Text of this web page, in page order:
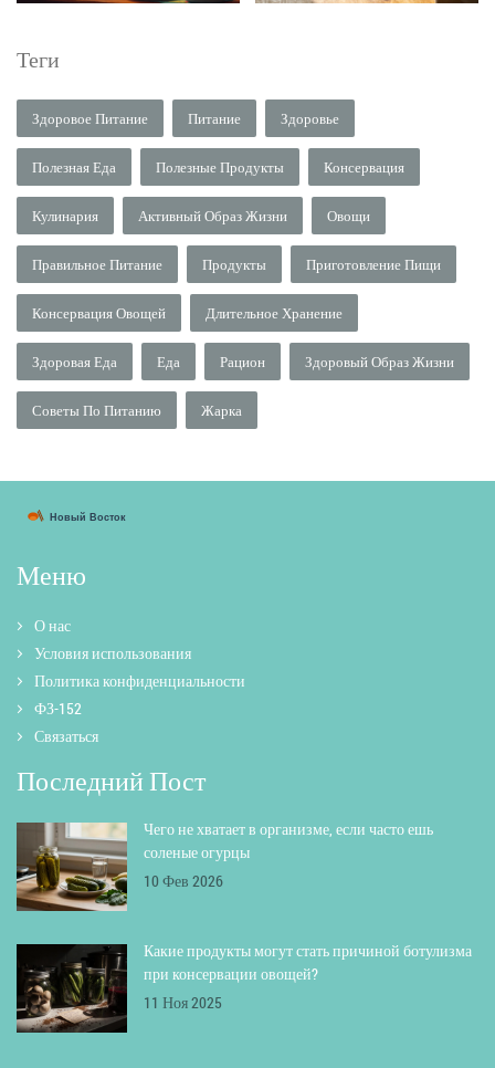
Теги
Здоровое Питание Питание Здоровье
Полезная Еда Полезные Продукты Консервация
Кулинария Активный Образ Жизни Овощи
Правильное Питание Продукты Приготовление Пищи
Консервация Овощей Длительное Хранение
Здоровая Еда Еда Рацион Здоровый Образ Жизни
Советы По Питанию Жарка
Меню
О нас
Условия использования
Политика конфиденциальности
ФЗ-152
Связаться
Последний Пост
Чего не хватает в организме, если часто ешь
соленые огурцы
10 Фев 2026
Какие продукты могут стать причиной ботулизма
при консервации овощей?
11 Ноя 2025